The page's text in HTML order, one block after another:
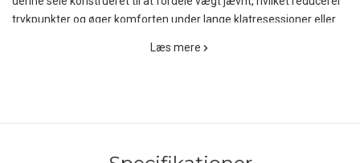
trykpunkter og øger komforten under lange klatresessioner eller
Læs mere